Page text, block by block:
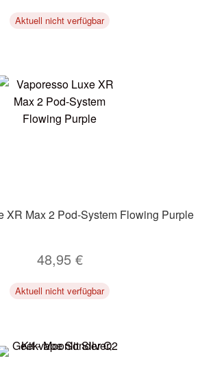
Aktuell nicht verfügbar
XR Max 2 Pod-System Flowing Purple
48,95 €
Aktuell nicht verfügbar